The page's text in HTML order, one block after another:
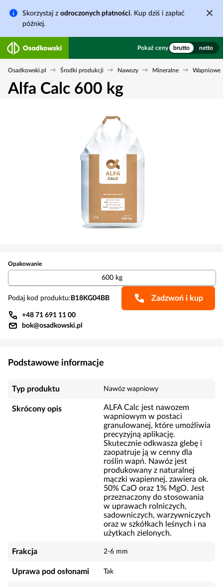
Skorzystaj z odroczonych płatności. Kup dziś i zapłać
później.
Pokaż ceny brutto netto
Osadkowski.pl Środki produkcji Nawozy Mineralne Wapniowe
Alfa Calc 600 kg
Opakowanie
600 kg
Podaj kod produktu: B18KG04BB Zadzwoń i kup
+48 71 691 11 00
bok@osadkowski.pl
Podstawowe informacje
Typ produktu Nawóz wapniowy
Skrócony opis
ALFA Calc jest nawozem
wapniowym w postaci
granulowanej, które umożliwia
precyzyjną aplikację.
Skutecznie odkwasza glebę i
zaopatruje ją w cenny dla
roślin wapń. Nawóz jest
produkowany z naturalnej
mączki wapiennej, zawiera ok.
50% CaO oraz 1% MgO. Jest
przeznaczony do stosowania
w uprawach rolniczych,
sadowniczych, warzywniczych
oraz w szkółkach leśnych i na
użytkach zielonych.
Frakcja 2-6 mm
Uprawa pod osłonami Tak